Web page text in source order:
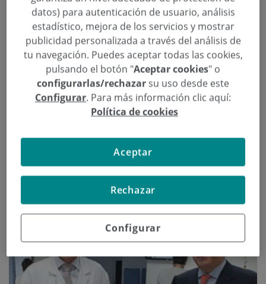
profesionales sanitarios afronten los incidentes
negativos relacionados con la seguridad de los
pacientes y recibe el primer premio. El
reconocimiento Accésit ha recaído en el Hospital
Universitario Infanta Elena por un trabajo para
mejorar la seguridad del paciente con fractura de
datos) para autenticación de usuario, análisis
estadístico, mejora de los servicios y mostrar
publicidad personalizada a través del análisis de
tu navegación. Puedes aceptar todas las cookies,
pulsando el botón "Aceptar cookies" o
configurarlas/rechazar su uso desde este
Configurar. Para más información clic aquí:
Política de cookies
Configurar
Rechazar
Aceptar